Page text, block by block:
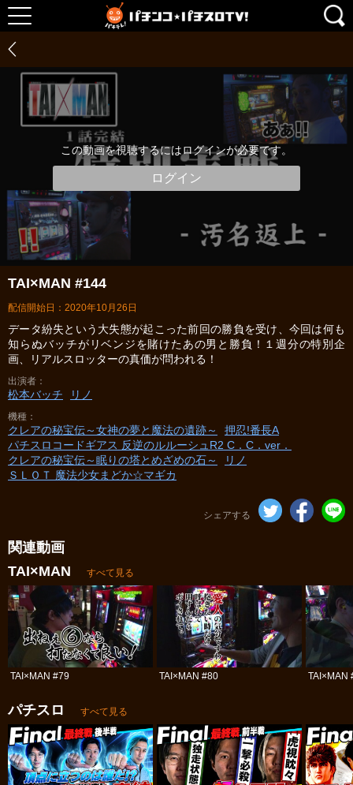
この動画を視聴するにはログインが必要です。
ログイン
TAI×MAN #144
配信開始日：2020年10月26日
データ紛失という大失態が起こった前回の勝負を受け、今回は何も
知らぬバッチがリベンジを賭けたあの男と勝負！１週分の特別企
画、リアルスロッターの真価が問われる！
出演者
松本バッチ リノ
機種
クレアの秘宝伝～女神の夢と魔法の遺跡～
押忍!番長A
パチスロコードギアス 反逆のルルーシュR2 C．C．ver．
クレアの秘宝伝～眠りの塔とめざめの石～
リノ
ＳＬＯＴ 魔法少女まどか☆マギカ
シェアする
関連動画
TAI×MAN
すべて見る
TAI×MAN #79 TAI×MAN #80 TAI×MAN
パチスロ すべて見る